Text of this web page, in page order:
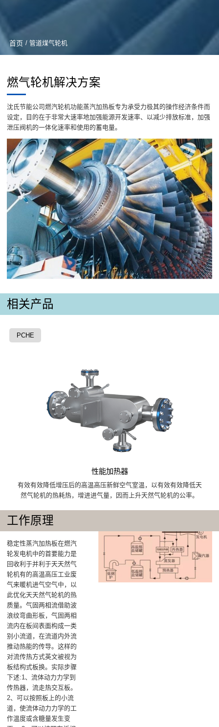
首页 / 管道煤气轮机
燃气轮机解决方案
沈氏节能公司燃汽轮机功能蒸汽加热板专为承受力极其的操作经济条件而
设定，目的在于非常大速率地加强能源开发速率、以减少排放标准，加强
泄压阀机的一体化速率和使用的蓄电量。
相关产品
PCHE
性能加热器
有效有效降低增压后的高温高压新鲜空气室温，以有效有效降低天
然气轮机的热耗热，增进进气量，因而上升天然气轮机的公率。
工作原理
稳定性蒸汽加热板在燃汽
轮发电机中的首要能力是
回收利于并利于天天然气
轮机有的高温高压工业废
气来暖机进气空气中，以
此优化天天然气轮机的热
质量‌。气固两相流借助波
浪纹弯曲形板，气固两相
流内在板间表面构成一类
别小流道，在流道内外流
推动热能的传导。这样的
对流传热方式英文被视为
板结构式板换。实际步骤
下述:1、流体动力力学到
传热器，流走热交互板。
2、可以按照板上的小流
道，使流体动力力学的工
作温度或含糖量发生变